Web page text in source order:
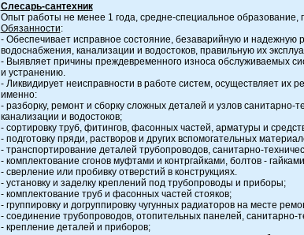
Слесарь-сантехник
Опыт работы не менее 1 года, средне-специальное образование,
Обязанности:
- Обеспечивает исправное состояние, безаварийную и надежную
водоснабжения, канализации и водостоков, правильную их
- Выявляет причины преждевременного износа обслуживаемых
и устранению.
- Ликвидирует неисправности в работе систем, осуществляет их
именно:
- разборку, ремонт и сборку сложных деталей и узлов санитарно-
канализации и водостоков;
- сортировку труб, фитингов, фасонных частей, арматуры и
- подготовку пряди, растворов и других вспомогательных
- транспортирование деталей трубопроводов, санитарно-
- комплектование сгонов муфтами и контргайками, болтов -
- сверление или пробивку отверстий в конструкциях.
- установку и заделку креплений под трубопроводы и приборы;
- комплектование труб и фасонных частей стояков;
- группировку и догруппировку чугунных радиаторов на месте
- соединение трубопроводов, отопительных панелей, санитарно-
- крепление деталей и приборов;